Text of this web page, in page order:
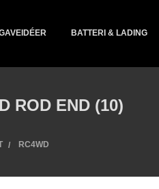
BATTERI & LADING
ROD END (10)
RC4WD